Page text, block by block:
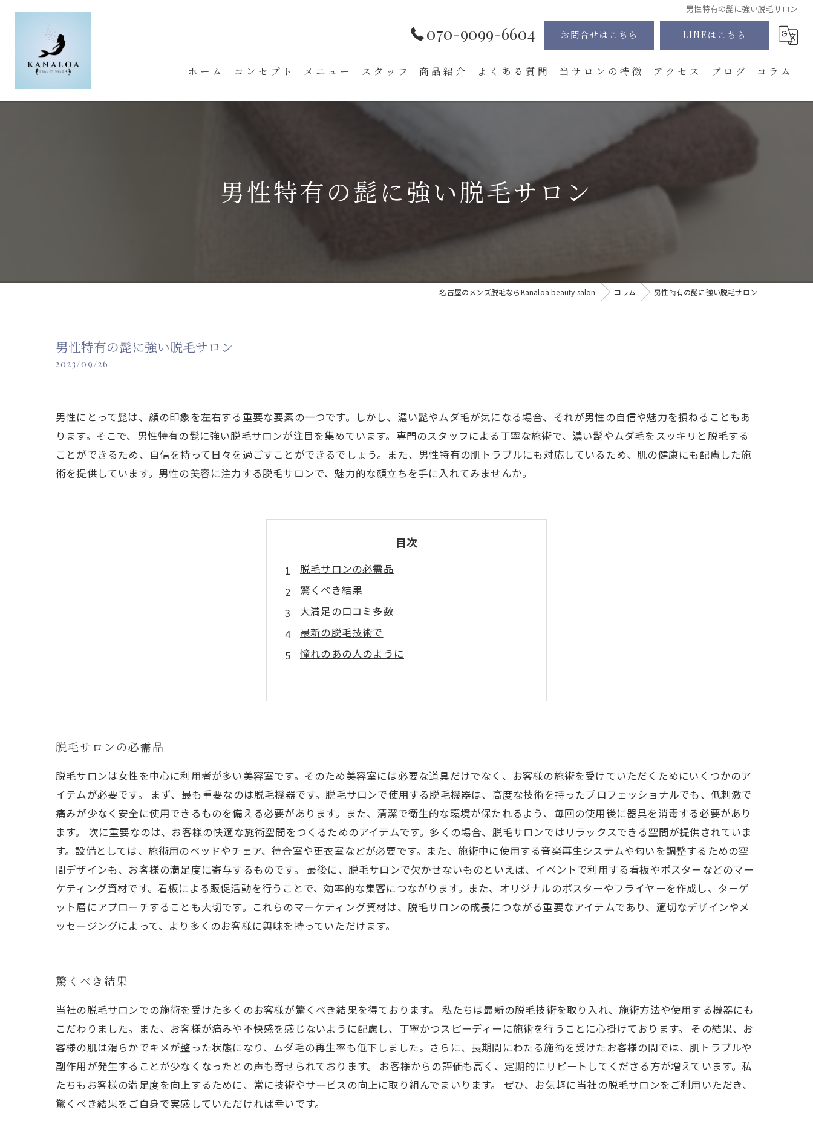
男性特有の髭に強い脱毛サロン
070-9099-6604 お問合せはこちら LINEはこちら
ホーム コンセプト メニュー スタッフ 商品紹介 よくある質問 当サロンの特徴
VIO
顔
アクセス ブログ コラム
男性特有の髭に強い脱毛サロン
名古屋のメンズ脱毛ならKanaloa beauty salon コラム 男性特有の髭に強い脱毛サロン
男性特有の髭に強い脱毛サロン
2023/09/26
男性にとって髭は、顔の印象を左右する重要な要素の一つです。しかし、濃い髭やムダ毛が気になる場合、それが男性の自信や魅力を損ねることもあ
ります。そこで、男性特有の髭に強い脱毛サロンが注目を集めています。専門のスタッフによる丁寧な施術で、濃い髭やムダ毛をスッキリと脱毛する
ことができるため、自信を持って日々を過ごすことができるでしょう。また、男性特有の肌トラブルにも対応しているため、肌の健康にも配慮した施
術を提供しています。男性の美容に注力する脱毛サロンで、魅力的な顔立ちを手に入れてみませんか。
目次
脱毛サロンの必需品
驚くべき結果
大満足の口コミ多数
最新の脱毛技術で
憧れのあの人のように
脱毛サロンの必需品
脱毛サロンは女性を中心に利用者が多い美容室です。そのため美容室には必要な道具だけでなく、お客様の施術を受けていただくためにいくつかのア
イテムが必要です。 まず、最も重要なのは脱毛機器です。脱毛サロンで使用する脱毛機器は、高度な技術を持ったプロフェッショナルでも、低刺激で
痛みが少なく安全に使用できるものを備える必要があります。また、清潔で衛生的な環境が保たれるよう、毎回の使用後に器具を消毒する必要があり
ます。 次に重要なのは、お客様の快適な施術空間をつくるためのアイテムです。多くの場合、脱毛サロンではリラックスできる空間が提供されていま
す。設備としては、施術用のベッドやチェア、待合室や更衣室などが必要です。また、施術中に使用する音楽再生システムや匂いを調整するための空
間デザインも、お客様の満足度に寄与するものです。 最後に、脱毛サロンで欠かせないものといえば、イベントで利用する看板やポスターなどのマー
ケティング資材です。看板による販促活動を行うことで、効率的な集客につながります。また、オリジナルのポスターやフライヤーを作成し、ターゲ
ット層にアプローチすることも大切です。これらのマーケティング資材は、脱毛サロンの成長につながる重要なアイテムであり、適切なデザインやメ
ッセージングによって、より多くのお客様に興味を持っていただけます。
驚くべき結果
当社の脱毛サロンでの施術を受けた多くのお客様が驚くべき結果を得ております。 私たちは最新の脱毛技術を取り入れ、施術方法や使用する機器にも
こだわりました。また、お客様が痛みや不快感を感じないように配慮し、丁寧かつスピーディーに施術を行うことに心掛けております。 その結果、お
客様の肌は滑らかでキメが整った状態になり、ムダ毛の再生率も低下しました。さらに、長期間にわたる施術を受けたお客様の間では、肌トラブルや
副作用が発生することが少なくなったとの声も寄せられております。 お客様からの評価も高く、定期的にリピートしてくださる方が増えています。私
たちもお客様の満足度を向上するために、常に技術やサービスの向上に取り組んでまいります。 ぜひ、お気軽に当社の脱毛サロンをご利用いただき、
驚くべき結果をご自身で実感していただければ幸いです。